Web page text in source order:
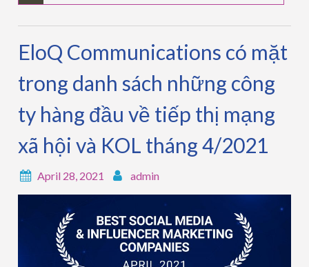
EloQ Communications có mặt
trong danh sách những công
ty hàng đầu về tiếp thị mạng
xã hội và KOL tháng 4/2021
April 28, 2021 admin